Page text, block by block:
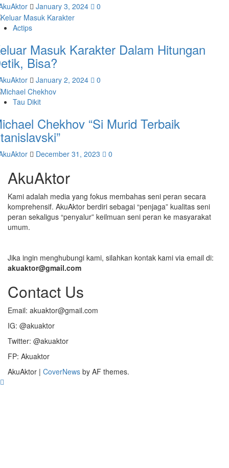
January 3, 2024 0
Actips
Masuk Karakter Dalam Hitungan
Bisa?
January 2, 2024 0
Tau Dikit
Chekhov “Si Murid Terbaik
December 31, 2023 0
AkuAktor
Kami adalah media yang fokus membahas seni peran secara
komprehensif. AkuAktor berdiri sebagai “penjaga” kualitas seni
peran sekaligus “penyalur” keilmuan seni peran ke masyarakat
umum.
Jika ingin menghubungi kami, silahkan kontak kami via email di:
akuaktor@gmail.com
Contact Us
Email: akuaktor@gmail.com
IG: @akuaktor
Twitter: @akuaktor
FP: Akuaktor
AkuAktor | CoverNews by AF themes.